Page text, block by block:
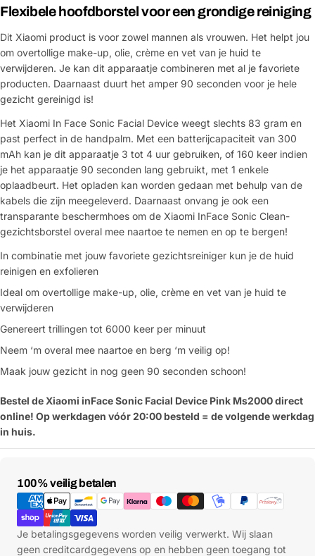
Flexibele hoofdborstel voor een grondige reiniging
Dit Xiaomi product is voor zowel mannen als vrouwen. Het helpt jou
om overtollige make-up, olie, crème en vet van je huid te
verwijderen. Je kan dit apparaatje combineren met al je favoriete
producten. Daarnaast duurt het amper 90 seconden voor je hele
gezicht gereinigd is!
Het Xiaomi In Face Sonic Facial Device weegt slechts 83 gram en
past perfect in de handpalm. Met een batterijcapaciteit van 300
mAh kan je dit apparaatje 3 tot 4 uur gebruiken, of 160 keer indien
je het apparaatje 90 seconden lang gebruikt, met 1 enkele
oplaadbeurt. Het opladen kan worden gedaan met behulp van de
kabels die zijn meegeleverd. Daarnaast onvang je ook een
transparante beschermhoes om de Xiaomi InFace Sonic Clean-
gezichtsborstel overal mee naartoe te nemen en op te bergen!
In combinatie met jouw favoriete gezichtsreiniger kun je de huid
reinigen en exfolieren
Ideal om overtollige make-up, olie, crème en vet van je huid te
verwijderen
Genereert trillingen tot 6000 keer per minuut
Neem ‘m overal mee naartoe en berg ‘m veilig op!
Maak jouw gezicht in nog geen 90 seconden schoon!
Bestel de Xiaomi inFace Sonic Facial Device Pink Ms2000 direct
online! Op werkdagen vóór 20:00 besteld = de volgende werkdag
in huis.
100% veilig betalen
Betaalmethoden
Je betalingsgegevens worden veilig verwerkt. Wij slaan
geen creditcardgegevens op en hebben geen toegang tot